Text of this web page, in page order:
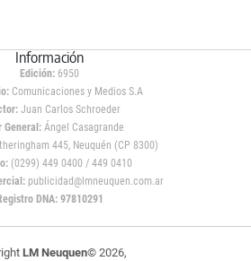
Información
Edición: 6950
Comunicaciones y Medios S.A
Juan Carlos Schroeder
General:Ángel Casagrande
445, Neuquén (CP 8300)
(0299) 449 0400 / 449 0410
publicidad@lmneuquen.com.ar
DNA: 97810291
LM Neuquen© 2026,